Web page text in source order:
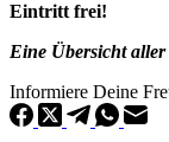
Eintritt frei!
Eine Übersicht aller
Informiere Deine